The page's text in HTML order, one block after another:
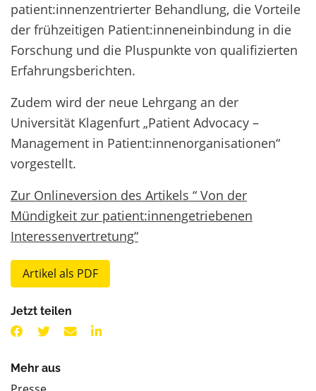
patient:innenzentrierter Behandlung, die Vorteile
der frühzeitigen Patient:inneneinbindung in die
Forschung und die Pluspunkte von qualifizierten
Erfahrungsberichten.
Zudem wird der neue Lehrgang an der
Universität Klagenfurt „Patient Advocacy –
Management in Patient:innenorganisationen“
vorgestellt.
Zur Onlineversion des Artikels “ Von der
Mündigkeit zur patient:innengetriebenen
Interessenvertretung“
Artikel als PDF
Jetzt teilen
Mehr aus